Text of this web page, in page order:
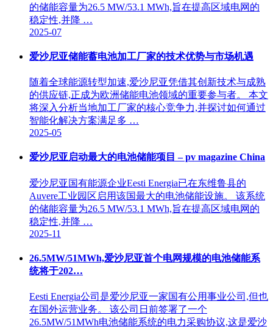
的储能容量为26.5 MW/53.1 MWh,旨在提高区域电网的
稳定性,并降 …
2025-07
爱沙尼亚储能蓄电池加工厂家的技术优势与市场机遇
随着全球能源转型加速,爱沙尼亚凭借其创新技术与成熟
的供应链,正成为欧洲储能电池领域的重要参与者。 本文
将深入分析当地加工厂家的核心竞争力,并探讨如何通过
智能化解决方案满足多 …
2025-05
爱沙尼亚启动最大的电池储能项目 – pv magazine China
爱沙尼亚国有能源企业Eesti Energia已在东维鲁县的
Auvere工业园区启用该国最大的电池储能设施。 该系统
的储能容量为26.5 MW/53.1 MWh,旨在提高区域电网的
稳定性,并降 …
2025-11
26.5MW/51MWh,爱沙尼亚首个电网规模的电池储能系
统将于202…
Eesti Energia公司是爱沙尼亚一家国有公用事业公司,但也
在国外运营业务。 该公司日前签署了一个
26.5MW/51MWh电池储能系统的电力采购协议,这是爱沙